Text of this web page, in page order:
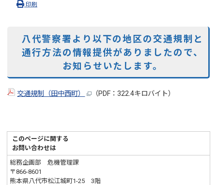
印刷
八代警察署より以下の地区の交通規制と
通行方法の情報提供がありましたので、
お知らせいたします。
交通規制（田中西町） （PDF：322.4キロバイト）
このページに関する
お問い合わせは
総務企画部 危機管理課
〒866-8601
熊本県八代市松江城町1-25 3階